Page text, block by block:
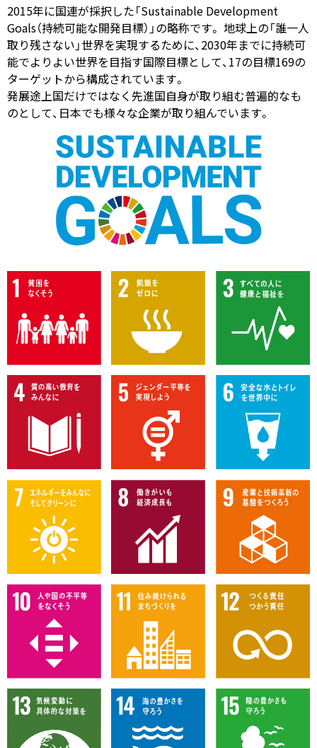
2015年に国連が採択した「Sustainable Development
Goals（持続可能な開発目標）」の略称です。 地球上の「誰一人
取り残さない」世界を実現するために、2030年までに持続可
能でよりよい世界を目指す国際目標として、17の目標169の
ターゲットから構成されています。
発展途上国だけではなく先進国自身が取り組む普遍的なも
のとして、日本でも様々な企業が取り組んでいます。